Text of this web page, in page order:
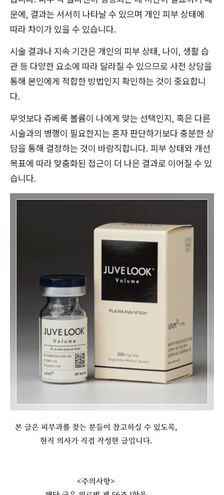
문에, 결과는 서서히 나타날 수 있으며 개인 피부 상태에
따라 차이가 있을 수 있습니다.
시술 결과나 지속 기간은 개인의 피부 상태, 나이, 생활 습
관 등 다양한 요소에 따라 달라질 수 있으므로 사전 상담을
통해 본인에게 적합한 방법인지 확인하는 것이 중요합니
다.
무엇보다 쥬베룩 볼륨이 나에게 맞는 선택인지, 혹은 다른
시술과의 병행이 필요한지는 혼자 판단하기보다 충분한 상
담을 통해 결정하는 것이 바람직합니다. 피부 상태와 개선
목표에 따라 맞춤화된 접근이 더 나은 결과로 이어질 수 있
습니다.